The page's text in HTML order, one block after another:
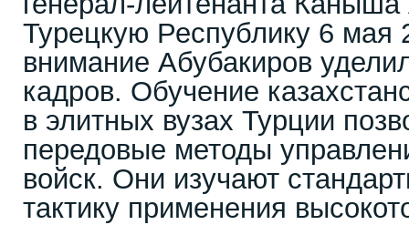
Турецкую Республику 6 мая
внимание Абубакиров
кадров. Обучение
в элитных вузах Турции
передовые методы
войск. Они изучают
тактику применения